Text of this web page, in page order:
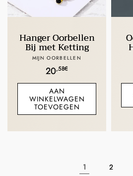
Hanger Oorbellen
Bij met Ketting
Verkoper:
MIJN OORBELLEN
Normale
prijs
20,58€
AAN
WINKELWAGEN
TOEVOEGEN
1 2